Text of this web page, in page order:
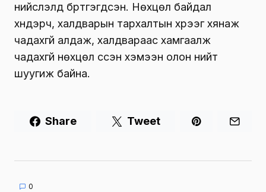
нийслэлд бүртгэгдсэн. Нөхцөл байдал
хүндэрч, халдварын тархалтын хүрээг хянаж
чадахгүй алдаж, халдвараас хамгаалж
чадахгүй нөхцөл үүссэн хэмээн олон нийт
шуугиж байна.
Share Tweet
0